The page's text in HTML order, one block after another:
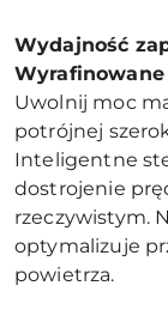
Wydajność
Wyrafinowane
Uwolnij moc
potrójnej
Inteligentne
dostrojenie
rzeczywistym.
optymalizuje
powietrza.